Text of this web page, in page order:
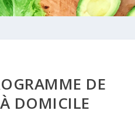
DE
DOMICILE